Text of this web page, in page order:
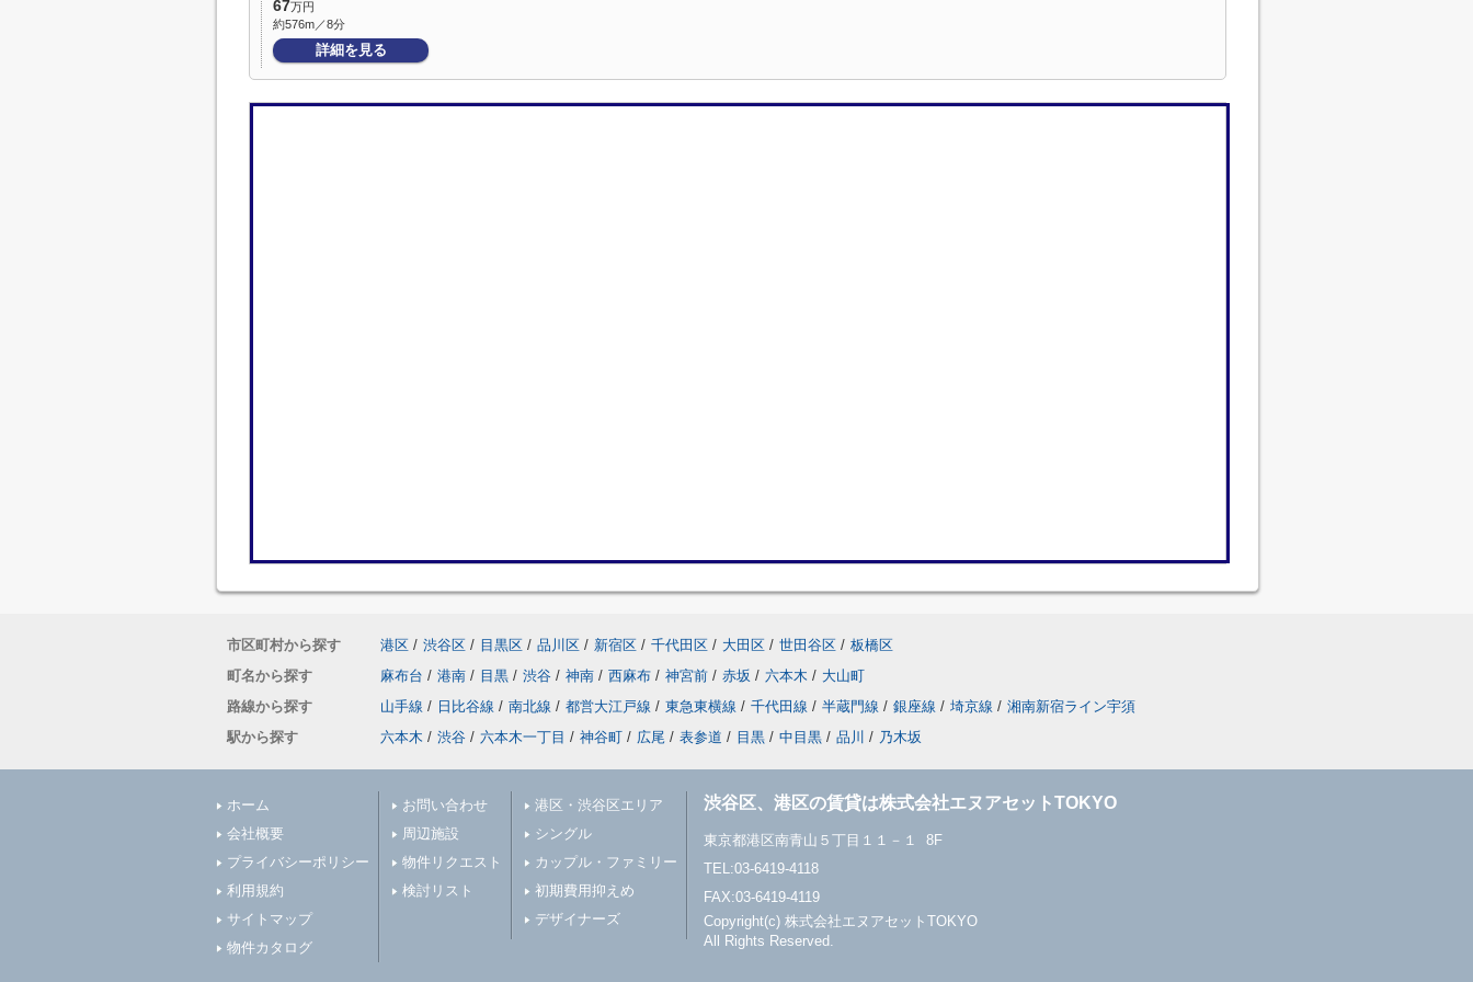
67万円
約576m／8分
詳細を見る
市区町村から探す 港区 / 渋谷区 / 目黒区 / 品川区 / 新宿区 / 千代田区 / 大田区 / 世田谷区 / 板橋区
町名から探す
麻布台 / 港南 / 目黒 / 渋谷 / 神南 / 西麻布 / 神宮前 / 赤坂 / 六本木 / 大山町
路線から探す
山手線 / 日比谷線 / 南北線 / 都営大江戸線 / 東急東横線 / 千代田線 / 半蔵門線 / 銀座線 / 埼京線 / 湘南新宿ライン宇須
駅から探す
六本木 / 渋谷 / 六本木一丁目 / 神谷町 / 広尾 / 表参道 / 目黒 / 中目黒 / 品川 / 乃木坂
ホーム
会社概要
プライバシーポリシー
利用規約
サイトマップ
物件カタログ
お問い合わせ
周辺施設
物件リクエスト
検討リスト
港区・渋谷区エリア
シングル
カップル・ファミリー
初期費用抑えめ
デザイナーズ
渋谷区、港区の賃貸は株式会社エヌアセットTOKYO
東京都港区南青山５丁目１１－１ 8F
TEL:03-6419-4118
FAX:03-6419-4119
Copyright(c) 株式会社エヌアセットTOKYO
All Rights Reserved.